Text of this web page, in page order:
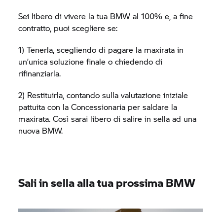
Sei libero di vivere la tua BMW al 100% e, a fine
contratto, puoi scegliere se:
1) Tenerla, scegliendo di pagare la maxirata in
un’unica soluzione finale o chiedendo di
rifinanziarla.
2) Restituirla, contando sulla valutazione iniziale
pattuita con la Concessionaria per saldare la
maxirata. Così sarai libero di salire in sella ad una
nuova BMW.
Sali in sella alla tua prossima BMW